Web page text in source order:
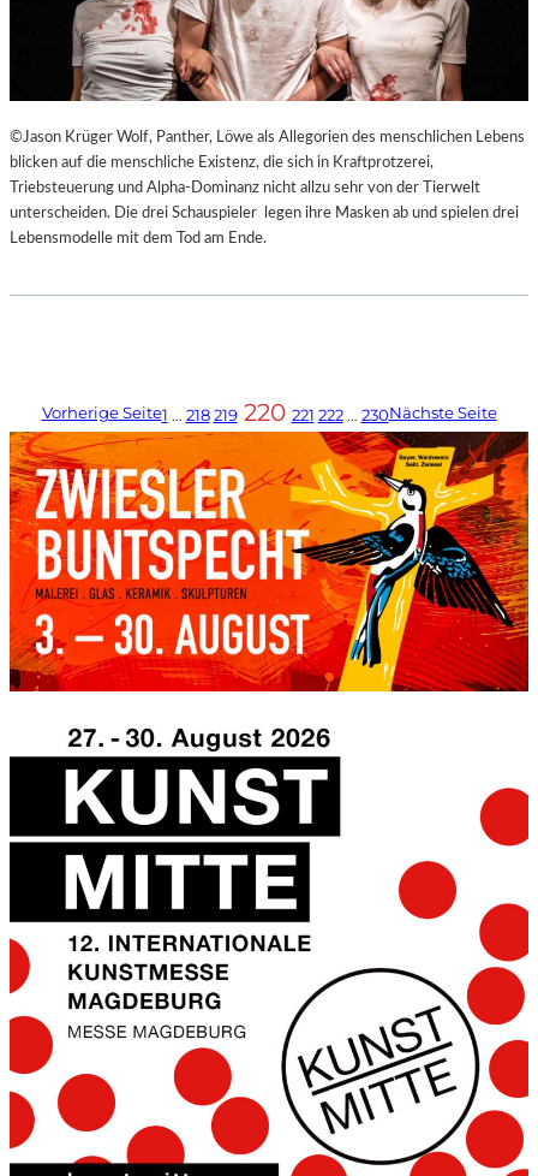
©Jason Krüger Wolf, Panther, Löwe als Allegorien des menschlichen Lebens
blicken auf die menschliche Existenz, die sich in Kraftprotzerei,
Triebsteuerung und Alpha-Dominanz nicht allzu sehr von der Tierwelt
unterscheiden. Die drei Schauspieler legen ihre Masken ab und spielen drei
Lebensmodelle mit dem Tod am Ende.
Vorherige Seite1 … 218 219 220 221 222 … 230Nächste Seite